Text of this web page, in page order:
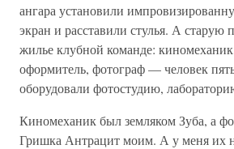
ангара установили
экран и расставили стулья. А старую
жилье клубной команде:
оформитель, фотограф — человек
оборудовали фотостудию,
Киномеханик был земляком Зуба, а
Гришка Антрацит моим. А у меня их